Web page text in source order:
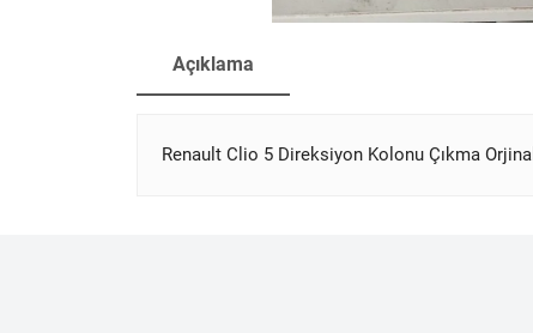
Açıklama
Renault Clio 5 Direksiyon Kolonu Çıkma Orjinal